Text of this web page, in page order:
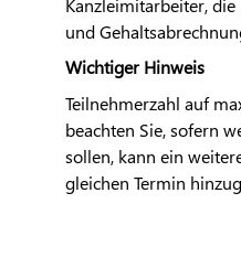
Kanzleimitarbeiter, die
und
Wichtiger Hinweis
Teilnehmerzahl auf
beachten Sie, sofern
sollen, kann ein
gleichen Termin